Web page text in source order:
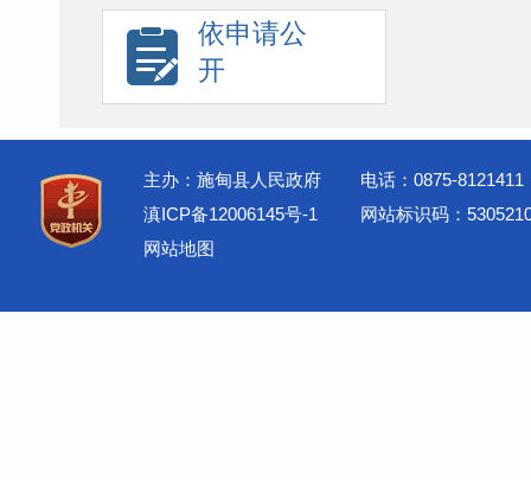
依申请公
开
主办：施甸县人民政府
电话：0875-8121411
滇ICP备12006145号-1
网站标识码：
网站地图